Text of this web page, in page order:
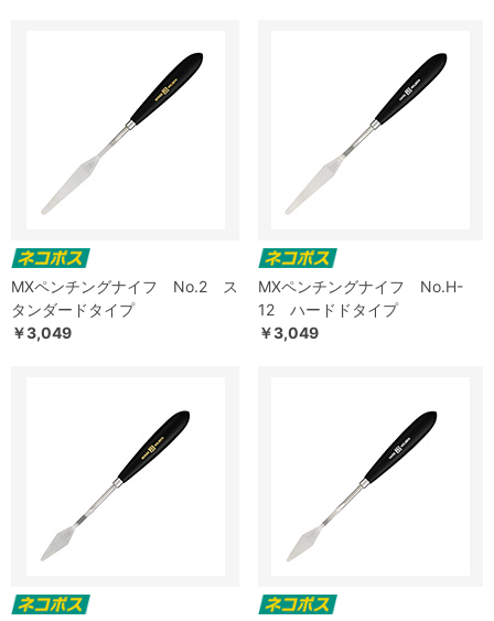
MXペンチングナイフ No.2 ス
タンダードタイプ
￥3,049
MXペンチングナイフ No.H-
12 ハードドタイプ
￥3,049